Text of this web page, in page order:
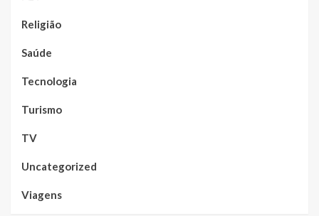
Religião
Saúde
Tecnologia
Turismo
TV
Uncategorized
Viagens